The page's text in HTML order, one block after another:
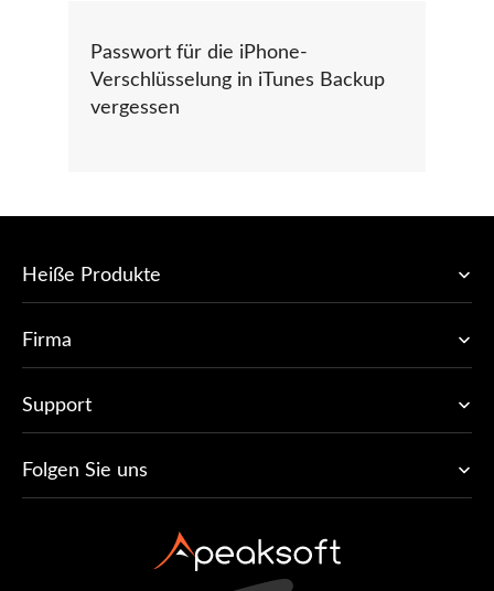
Passwort für die iPhone-
Verschlüsselung in iTunes Backup
vergessen
Heiße Produkte
Firma
Support
Folgen Sie uns